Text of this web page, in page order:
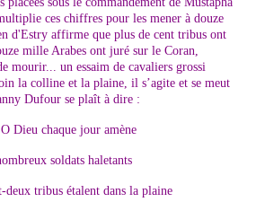
ces chiffres pour les mener à douze
d'Estry affirme que plus de cent tribus ont
mille Arabes ont juré sur le Coran,
mourir... un essaim de cavaliers grossi
la colline et la plaine, il s’agite et se meut
Dufour se plaît à dire :
Dieu chaque jour amène
soldats haletants
deux tribus étalent dans la plaine